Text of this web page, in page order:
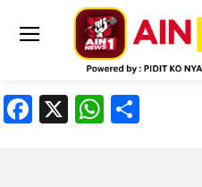
Facebook
X WhatsApp